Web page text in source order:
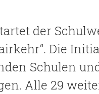
der
Die
Schulen
Alle 29